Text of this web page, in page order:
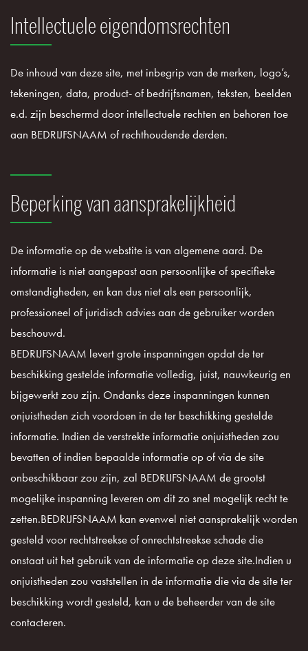
Intellectuele eigendomsrechten
De inhoud van deze site, met inbegrip van de merken, logo’s,
tekeningen, data, product- of bedrijfsnamen, teksten, beelden
e.d. zijn beschermd door intellectuele rechten en behoren toe
aan BEDRIJFSNAAM of rechthoudende derden.
Beperking van aansprakelijkheid
De informatie op de webstite is van algemene aard. De
informatie is niet aangepast aan persoonlijke of specifieke
omstandigheden, en kan dus niet als een persoonlijk,
professioneel of juridisch advies aan de gebruiker worden
beschouwd.
BEDRIJFSNAAM levert grote inspanningen opdat de ter
beschikking gestelde informatie volledig, juist, nauwkeurig en
bijgewerkt zou zijn. Ondanks deze inspanningen kunnen
onjuistheden zich voordoen in de ter beschikking gestelde
informatie. Indien de verstrekte informatie onjuistheden zou
bevatten of indien bepaalde informatie op of via de site
onbeschikbaar zou zijn, zal BEDRIJFSNAAM de grootst
mogelijke inspanning leveren om dit zo snel mogelijk recht te
zetten.BEDRIJFSNAAM kan evenwel niet aansprakelijk worden
gesteld voor rechtstreekse of onrechtstreekse schade die
onstaat uit het gebruik van de informatie op deze site.Indien u
onjuistheden zou vaststellen in de informatie die via de site ter
beschikking wordt gesteld, kan u de beheerder van de site
contacteren.